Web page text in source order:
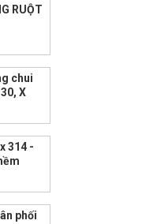
RUỘT
chui
X
314 -
phối